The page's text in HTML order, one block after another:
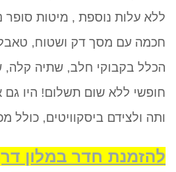
ללא עלות נוספת , מיטות סופר
חכמה עם מסך דק ושטוח,
הכלל בקבוקי חלב, שתיה קלה,
חופשי ללא שום תשלום! היו
ותה ולצידם ביסקוויטים, כולל
להזמנת חדר במלון